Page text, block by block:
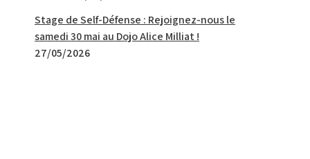
Stage de Self-Défense : Rejoignez-nous le
samedi 30 mai au Dojo Alice Milliat !
27/05/2026